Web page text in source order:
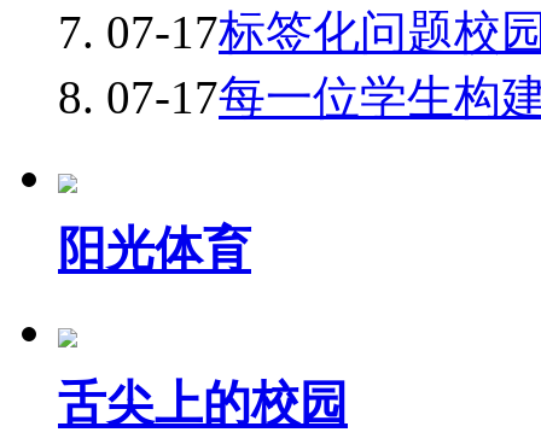
07-17标签化问题校
07-17每一位学生构
阳光体育
舌尖上的校园